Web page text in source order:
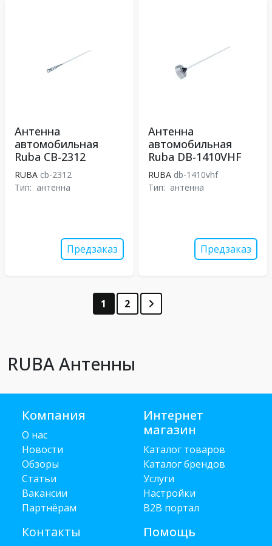
Антенна
автомобильная
Ruba CB-2312
RUBA cb-2312
Тип: антенна
Предзаказ
Антенна
автомобильная
Ruba DB-1410VHF
RUBA db-1410vhf
Тип: антенна
Предзаказ
1 2
RUBA Антенны
Компания
О нас
Новости
Обзоры
Статьи
Вакансии
Партнёрам
Контакты
Интернет
магазин
Каталог товаров
Каталог брендов
Услуги
Настройки
B2B портал
Помощь